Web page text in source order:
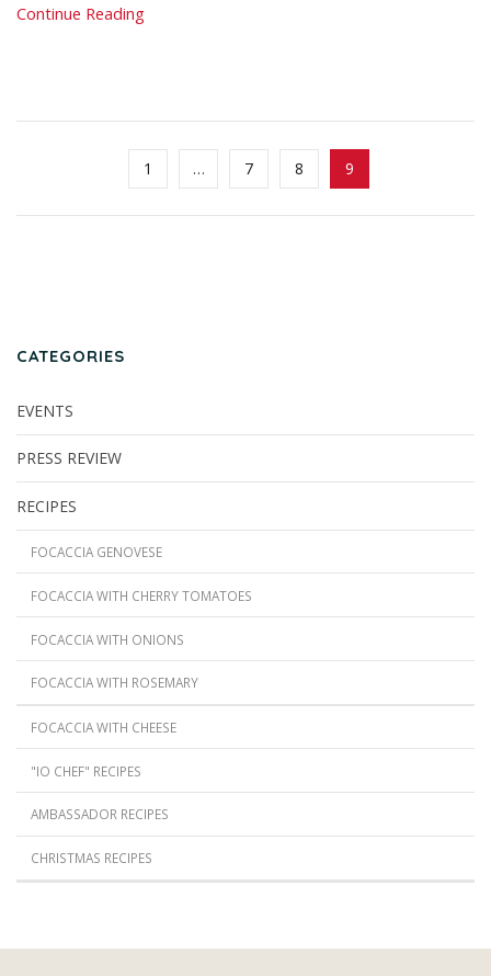
Continue Reading
1 … 7 8 9
CATEGORIES
EVENTS
PRESS REVIEW
RECIPES
FOCACCIA GENOVESE
FOCACCIA WITH CHERRY TOMATOES
FOCACCIA WITH ONIONS
FOCACCIA WITH ROSEMARY
FOCACCIA WITH CHEESE
"IO CHEF" RECIPES
AMBASSADOR RECIPES
CHRISTMAS RECIPES